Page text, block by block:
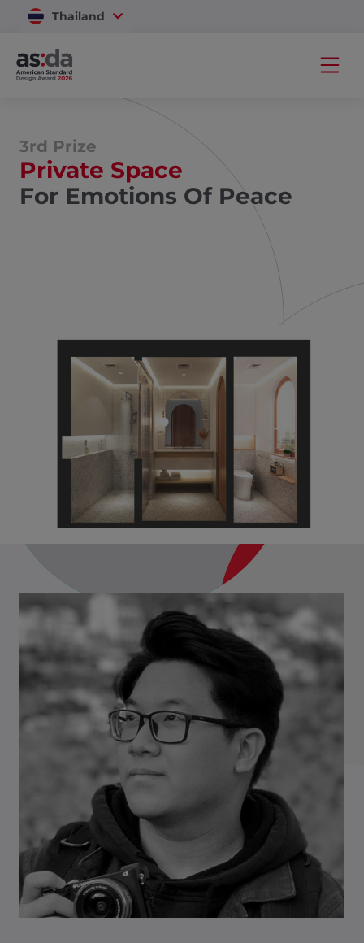
Thailand
Vietnam
3rd Prize
Private Space
For Emotions Of Peace